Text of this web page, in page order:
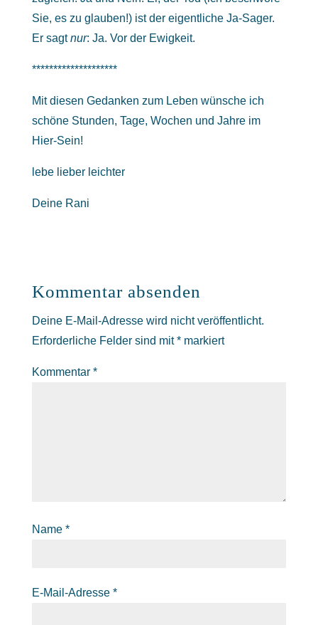
Sie, es zu glauben!) ist der eigentliche Ja-Sager.
Er sagtnur: Ja. Vor der Ewigkeit.
********************
Mit diesen Gedanken zum Leben wünsche ich
schöne Stunden, Tage, Wochen und Jahre im
Hier-Sein!
lebe lieber leichter
Deine Rani
Kommentar absenden
Deine E-Mail-Adresse wird nicht veröffentlicht.
Erforderliche Felder sind mit*markiert
Kommentar *
Name *
E-Mail-Adresse *